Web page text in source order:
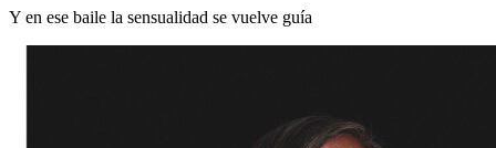
brotar
Y en ese baile la sensualidad se vuelve guía